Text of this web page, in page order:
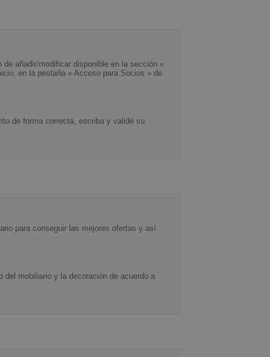
añadir/modificar disponible en la sección «
en la pestaña « Acceso para Socios » de
de forma correcta, escriba y valide su
para conseguir las mejores ofertas y así
mobiliario y la decoración de acuerdo a